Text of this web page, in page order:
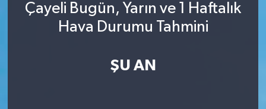
Çayeli Bugün, Yarın ve 1 Haftalık
Hava Durumu Tahmini
ŞU AN
EKONOMİ
Tüm Manşetler